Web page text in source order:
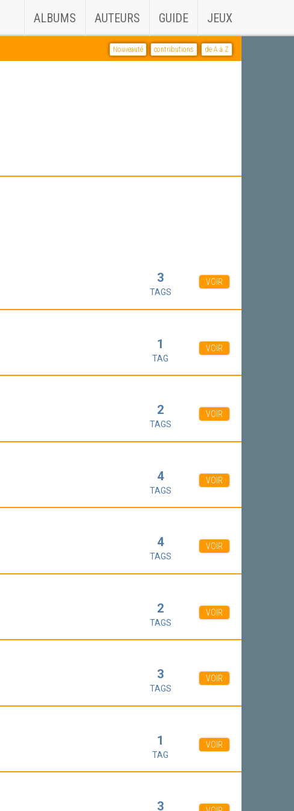
ALBUMS AUTEURS GUIDE JEUX
Nouveauté contributions de A à Z
3
TAGS
VOIR
1
TAG
VOIR
2
TAGS
VOIR
4
TAGS
VOIR
4
TAGS
VOIR
2
TAGS
VOIR
3
TAGS
VOIR
1
TAG
VOIR
3